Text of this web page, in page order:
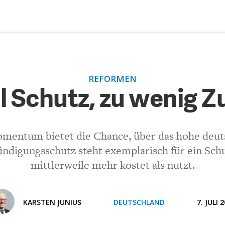
ARTIKEL
FEATURES
THEMEN
NEWSLETTER
ÜBER UNS
Beiträge.
REFORMEN
Schutz, zu wenig
bietet die Chance, über das hohe
steht exemplarisch für ein
mittlerweile mehr kostet als nutzt.
KARSTEN JUNIUS DEUTSCHLAND 7. JULI
zu wenig Zukunft